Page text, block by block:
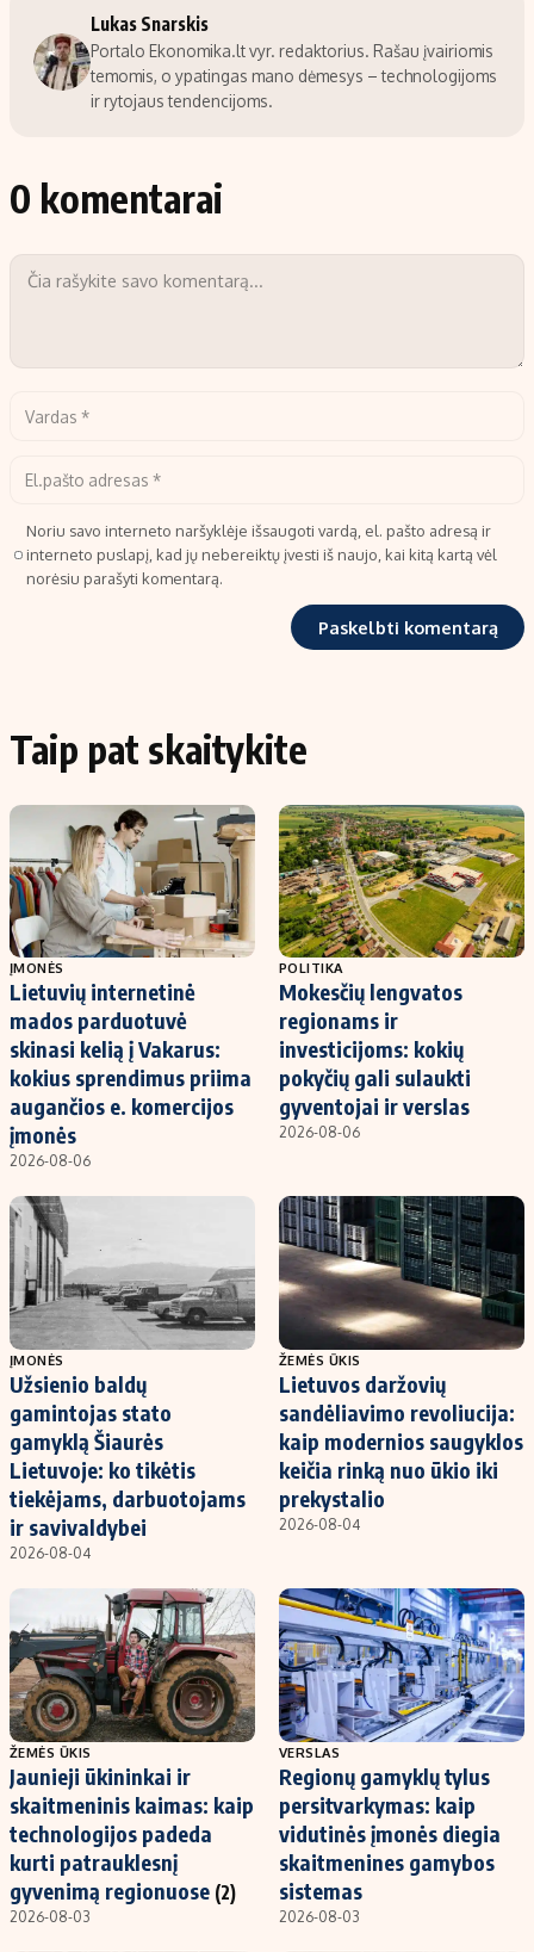
Lukas Snarskis
Portalo Ekonomika.lt vyr. redaktorius. Rašau įvairiomis
temomis, o ypatingas mano dėmesys – technologijoms
ir rytojaus tendencijoms.
0 komentarai
Noriu savo interneto naršyklėje išsaugoti vardą, el. pašto adresą ir
interneto puslapį, kad jų nebereiktų įvesti iš naujo, kai kitą kartą vėl
norėsiu parašyti komentarą.
Taip pat skaitykite
ĮMONĖS
Lietuvių internetinė
mados parduotuvė
skinasi kelią į Vakarus:
kokius sprendimus priima
augančios e. komercijos
įmonės
2026-08-06
POLITIKA
Mokesčių lengvatos
regionams ir
investicijoms: kokių
pokyčių gali sulaukti
gyventojai ir verslas
2026-08-06
ĮMONĖS
Užsienio baldų
gamintojas stato
gamyklą Šiaurės
Lietuvoje: ko tikėtis
tiekėjams, darbuotojams
ir savivaldybei
2026-08-04
ŽEMĖS ŪKIS
Lietuvos daržovių
sandėliavimo revoliucija:
kaip modernios saugyklos
keičia rinką nuo ūkio iki
prekystalio
2026-08-04
ŽEMĖS ŪKIS
Jaunieji ūkininkai ir
skaitmeninis kaimas: kaip
technologijos padeda
kurti patrauklesnį
gyvenimą regionuose (2)
2026-08-03
VERSLAS
Regionų gamyklų tylus
persitvarkymas: kaip
vidutinės įmonės diegia
skaitmenines gamybos
sistemas
2026-08-03